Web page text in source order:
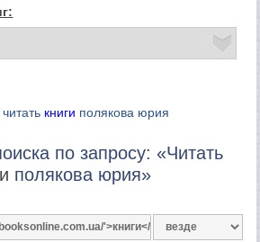
книги полякова юрия
по запросу: «Читать
полякова юрия»